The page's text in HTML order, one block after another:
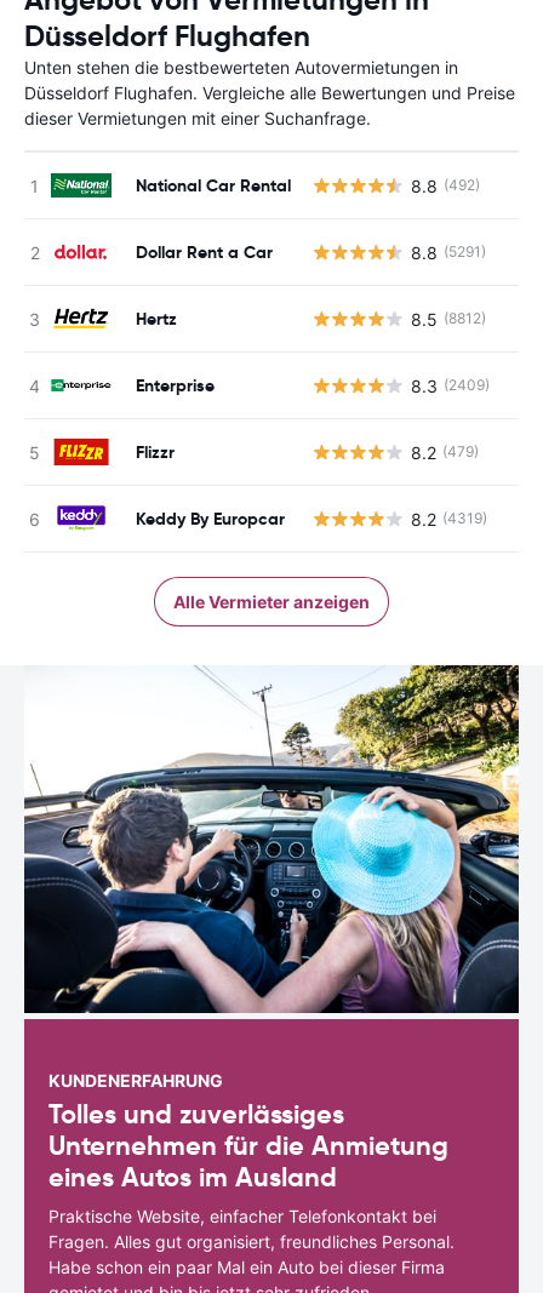
Düsseldorf Flughafen
Unten stehen die bestbewerteten Autovermietungen in
Düsseldorf Flughafen. Vergleiche alle Bewertungen und Preise
dieser Vermietungen mit einer Suchanfrage.
National Car Rental 8.8 (492)
Dollar Rent a Car 8.8 (5291)
Hertz 8.5 (8812)
Enterprise 8.3 (2409)
Flizzr 8.2 (479)
Keddy By Europcar 8.2 (4319)
Alle Vermieter anzeigen
KUNDENERFAHRUNG
Tolles und zuverlässiges
Unternehmen für die Anmietung
eines Autos im Ausland
Praktische Website, einfacher Telefonkontakt bei
Fragen. Alles gut organisiert, freundliches Personal.
Habe schon ein paar Mal ein Auto bei dieser Firma